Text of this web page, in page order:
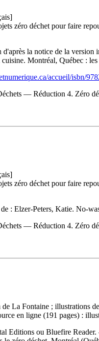
zéro déchet pour faire
la notice de la version
cuisine. Montréal, Québec :
accueil/isbn/
— Réduction 4. Zéro
zéro déchet pour faire
: Elzer-Peters, Katie. No-
— Réduction 4. Zéro
de La Fontaine ; illustrations
en ligne (191 pages) :
Editions ou Bluefire